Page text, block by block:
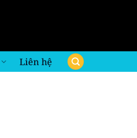
Liên hệ